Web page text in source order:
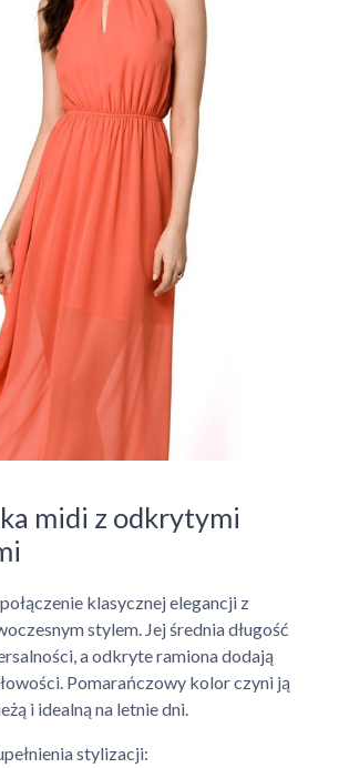
midi z odkrytymi
klasycznej elegancji z
stylem. Jej średnia długość
a odkryte ramiona dodają
Pomarańczowy kolor czyni ją
i idealną na letnie dni.
stylizacji: